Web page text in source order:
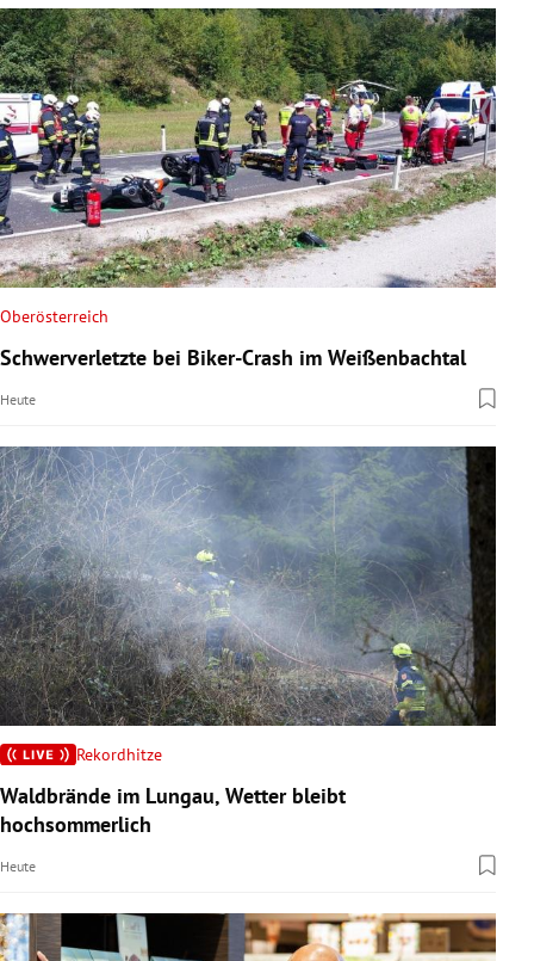
Untermenü
Untermenü
Untermenü
Untermenü
Oberösterreich
Schwerverletzte bei Biker-Crash im Weißenbachtal
Heute
Rekordhitze
Waldbrände im Lungau, Wetter bleibt
hochsommerlich
Heute